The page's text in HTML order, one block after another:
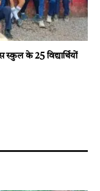
के 25 विद्यार्थियों